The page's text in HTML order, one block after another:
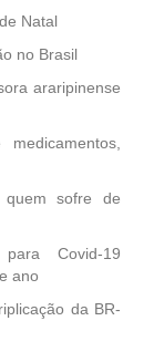
Natal
no Brasil
araripinense
sofre de
Covid-19
ano
da BR-